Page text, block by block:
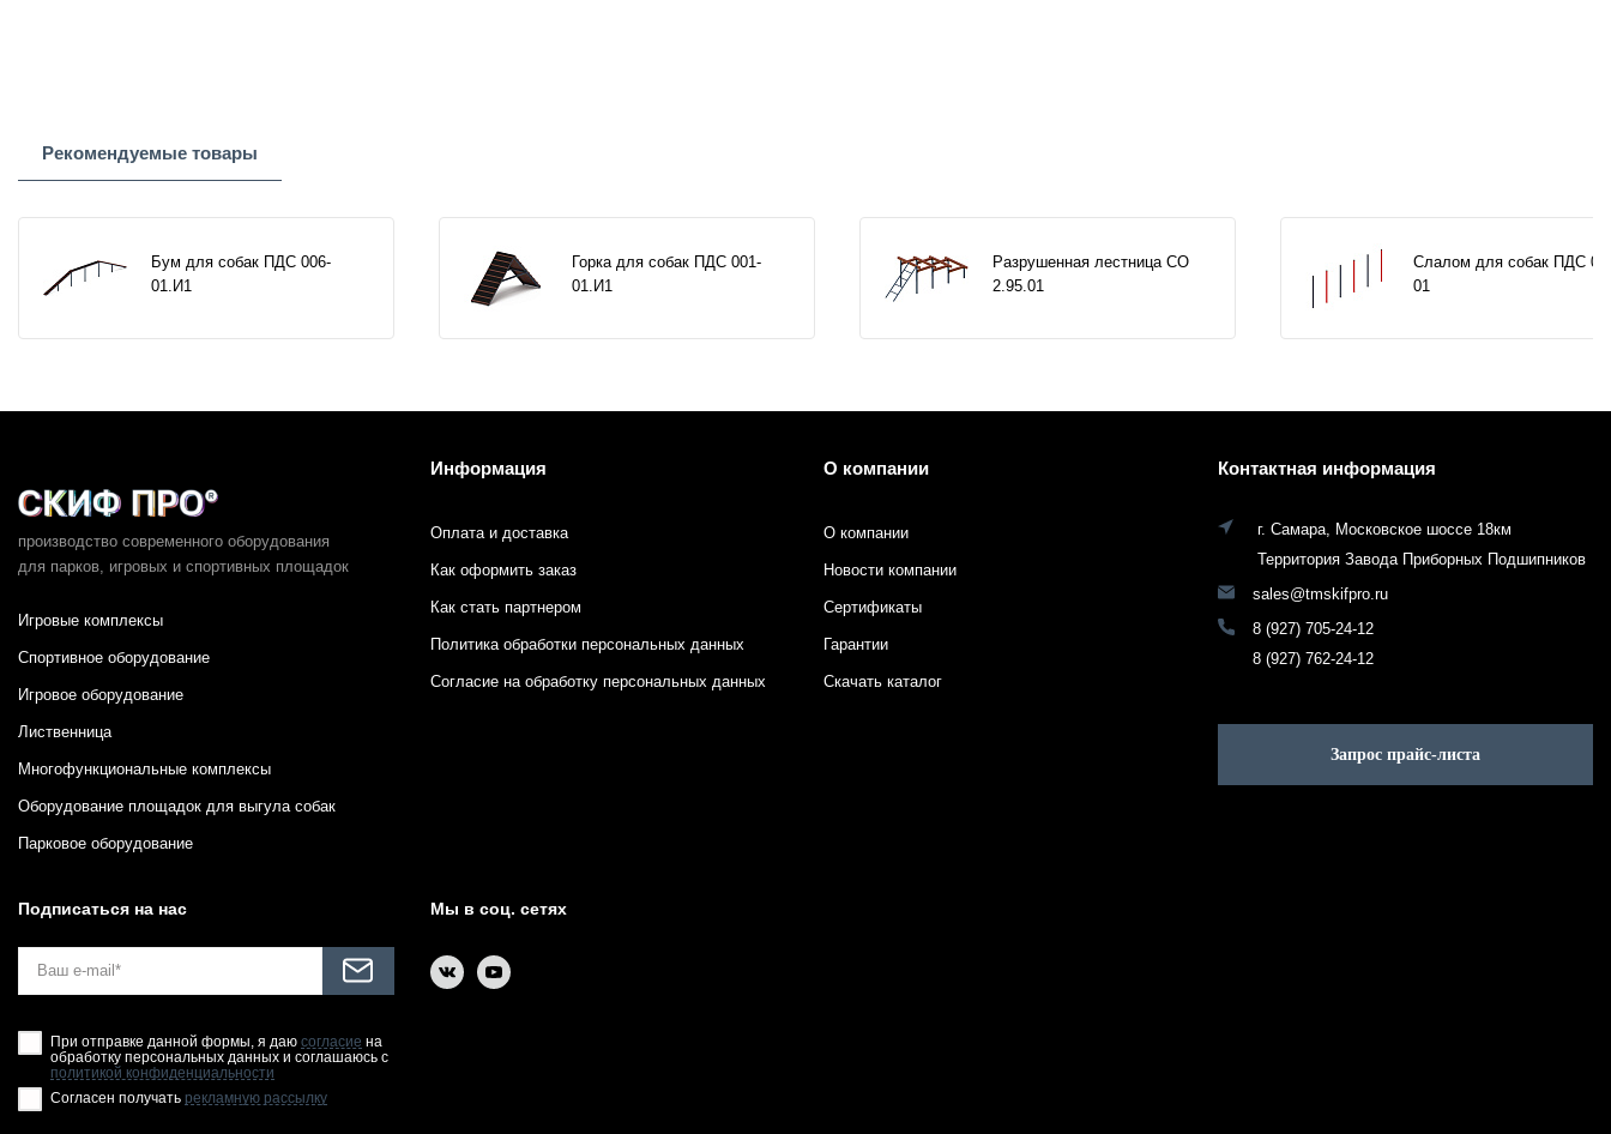
Рекомендуемые товары
Бум для собак ПДС 006-
01.И1
Горка для собак ПДС 001-
01.И1
Разрушенная лестница СО
2.95.01
Слалом для собак ПДС
01
производство современного оборудования
для парков, игровых и спортивных площадок
Игровые комплексы
Спортивное оборудование
Игровое оборудование
Лиственница
Многофункциональные комплексы
Оборудование площадок для выгула собак
Парковое оборудование
Информация
Оплата и доставка
Как оформить заказ
Как стать партнером
Политика обработки персональных данных
Согласие на обработку персональных данных
О компании
О компании
Новости компании
Сертификаты
Гарантии
Скачать каталог
Контактная информация
г. Самара, Московское шоссе 18км
Территория Завода Приборных Подшипников
sales@tmskifpro.ru
8 (927) 705-24-12
8 (927) 762-24-12
Запрос прайс-листа
Подписаться на нас
При отправке данной формы, я даю согласие на
обработку персональных данных и соглашаюсь с
политикой конфиденциальности
Согласен получать рекламную рассылку
Мы в соц. сетях